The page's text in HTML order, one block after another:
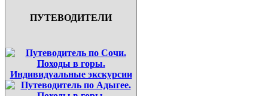
ПУТЕВОДИТЕЛИ